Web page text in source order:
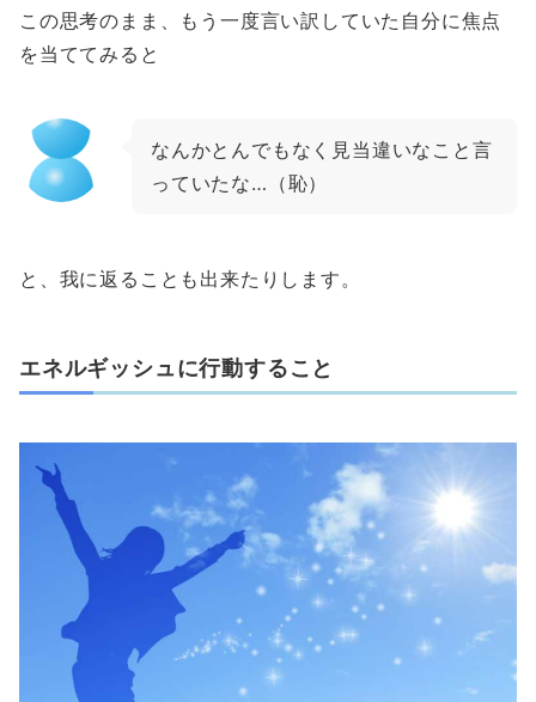
この思考のまま、もう一度言い訳していた自分に焦点
を当ててみると
なんかとんでもなく見当違いなこと言
っていたな…（恥）
と、我に返ることも出来たりします。
エネルギッシュに行動すること